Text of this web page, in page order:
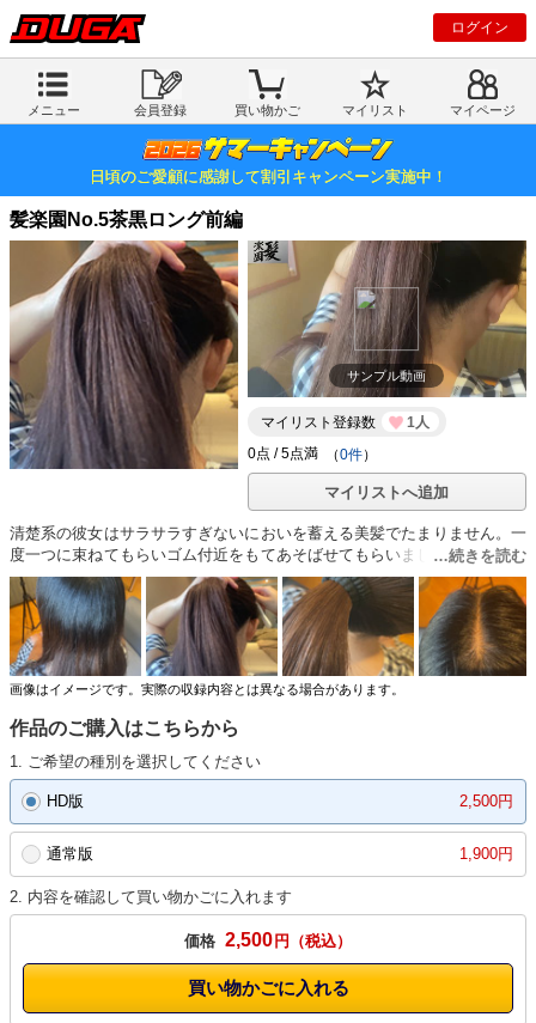
ログイン
メニュー 会員登録 買い物かご マイリスト マイページ
日頃のご愛顧に感謝して割引キャンペーン実施中！
髪楽園No.5茶黒ロング前編
サンプル動画
マイリスト登録数
1人
（0件）
マイリストへ追加
清楚系の彼女はサラサラすぎないにおいを蓄える美髪でたまりません。一
度一つに束ねてもらいゴム付近をもてあそばせてもらいました。束ねられ
た髪もいいですよね。ぎゅっとまとまっているところと事前とぶら下がっ
ているところ。ずっと見ていられる。
画像はイメージです。実際の収録内容とは異なる場合があります。
作品のご購入はこちらから
1. ご希望の種別を選択してください
HD版 2,500円
通常版 1,900円
2. 内容を確認して買い物かごに入れます
価格 2,500円
買い物かごに入れる